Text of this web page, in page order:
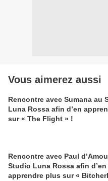
Vous aimerez aussi
Rencontre avec Sumana au
Luna Rossa afin d’en
sur « The Flight » !
Rencontre avec Paul
Studio Luna Rossa afin d’en
apprendre plus sur «